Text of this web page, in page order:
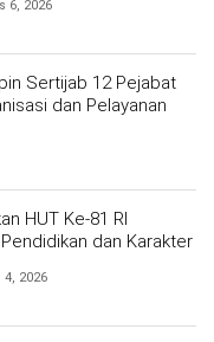
6, 2026
Sertijab 12 Pejabat
dan Pelayanan
HUT Ke-81 RI
dan Karakter
2026